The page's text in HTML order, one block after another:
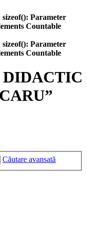
sizeof(): Parameter
Countable
sizeof(): Parameter
Countable
DIDACTIC
Căutare avansată